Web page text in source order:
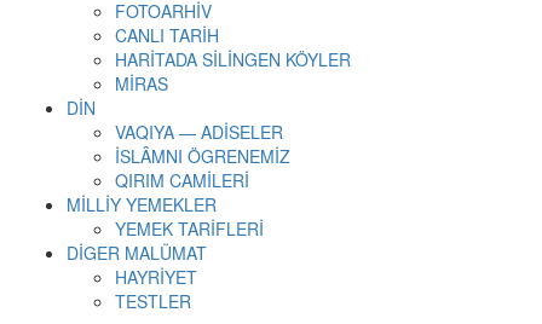
FOTOARHİV
CANLI TARİH
HARİTADA SİLİNGEN KÖYLER
MİRAS
DİN
VAQIYA — ADİSELER
İSLÂMNI ÖGRENEMİZ
QIRIM CAMİLERİ
MİLLİY YEMEKLER
YEMEK TARİFLERİ
DİGER MALÜMAT
HAYRİYET
TESTLER